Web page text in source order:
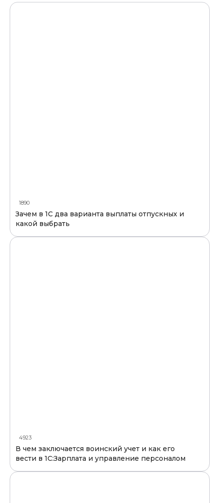
1890
Зачем в 1С два варианта выплаты отпускных и
какой выбрать
4923
В чем заключается воинский учет и как его
вести в 1С:Зарплата и управление персоналом